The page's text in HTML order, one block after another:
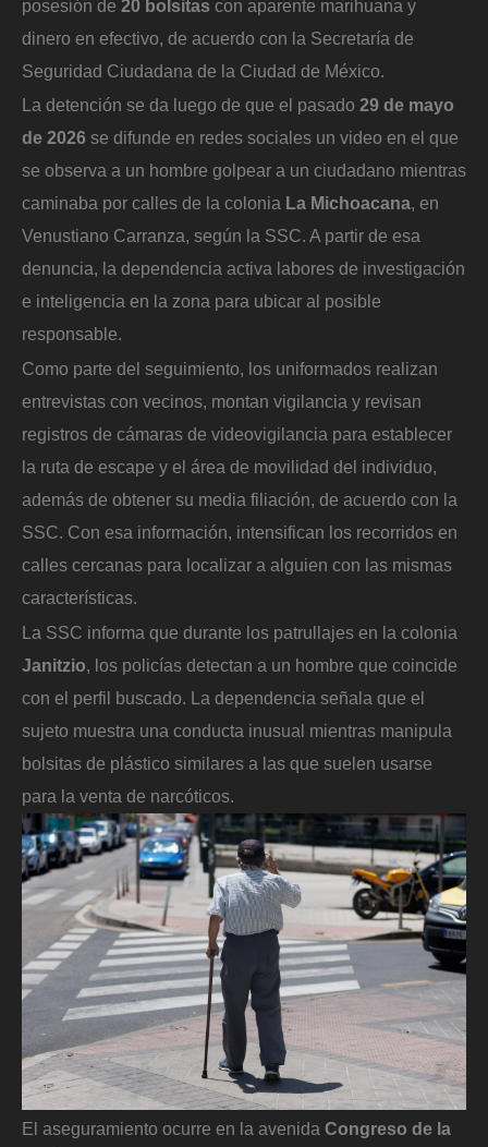
posesión de 20 bolsitas con aparente marihuana y
dinero en efectivo, de acuerdo con la Secretaría de
Seguridad Ciudadana de la Ciudad de México.
La detención se da luego de que el pasado 29 de mayo
de 2026 se difunde en redes sociales un video en el que
se observa a un hombre golpear a un ciudadano mientras
caminaba por calles de la colonia La Michoacana, en
Venustiano Carranza, según la SSC. A partir de esa
denuncia, la dependencia activa labores de investigación
e inteligencia en la zona para ubicar al posible
responsable.
Como parte del seguimiento, los uniformados realizan
entrevistas con vecinos, montan vigilancia y revisan
registros de cámaras de videovigilancia para establecer
la ruta de escape y el área de movilidad del individuo,
además de obtener su media filiación, de acuerdo con la
SSC. Con esa información, intensifican los recorridos en
calles cercanas para localizar a alguien con las mismas
características.
La SSC informa que durante los patrullajes en la colonia
Janitzio, los policías detectan a un hombre que coincide
con el perfil buscado. La dependencia señala que el
sujeto muestra una conducta inusual mientras manipula
bolsitas de plástico similares a las que suelen usarse
para la venta de narcóticos.
El aseguramiento ocurre en la avenida Congreso de la